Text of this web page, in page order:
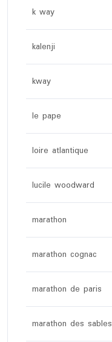
k way
kalenji
kway
le pape
loire atlantique
lucile woodward
marathon
marathon cognac
marathon de paris
marathon des sables